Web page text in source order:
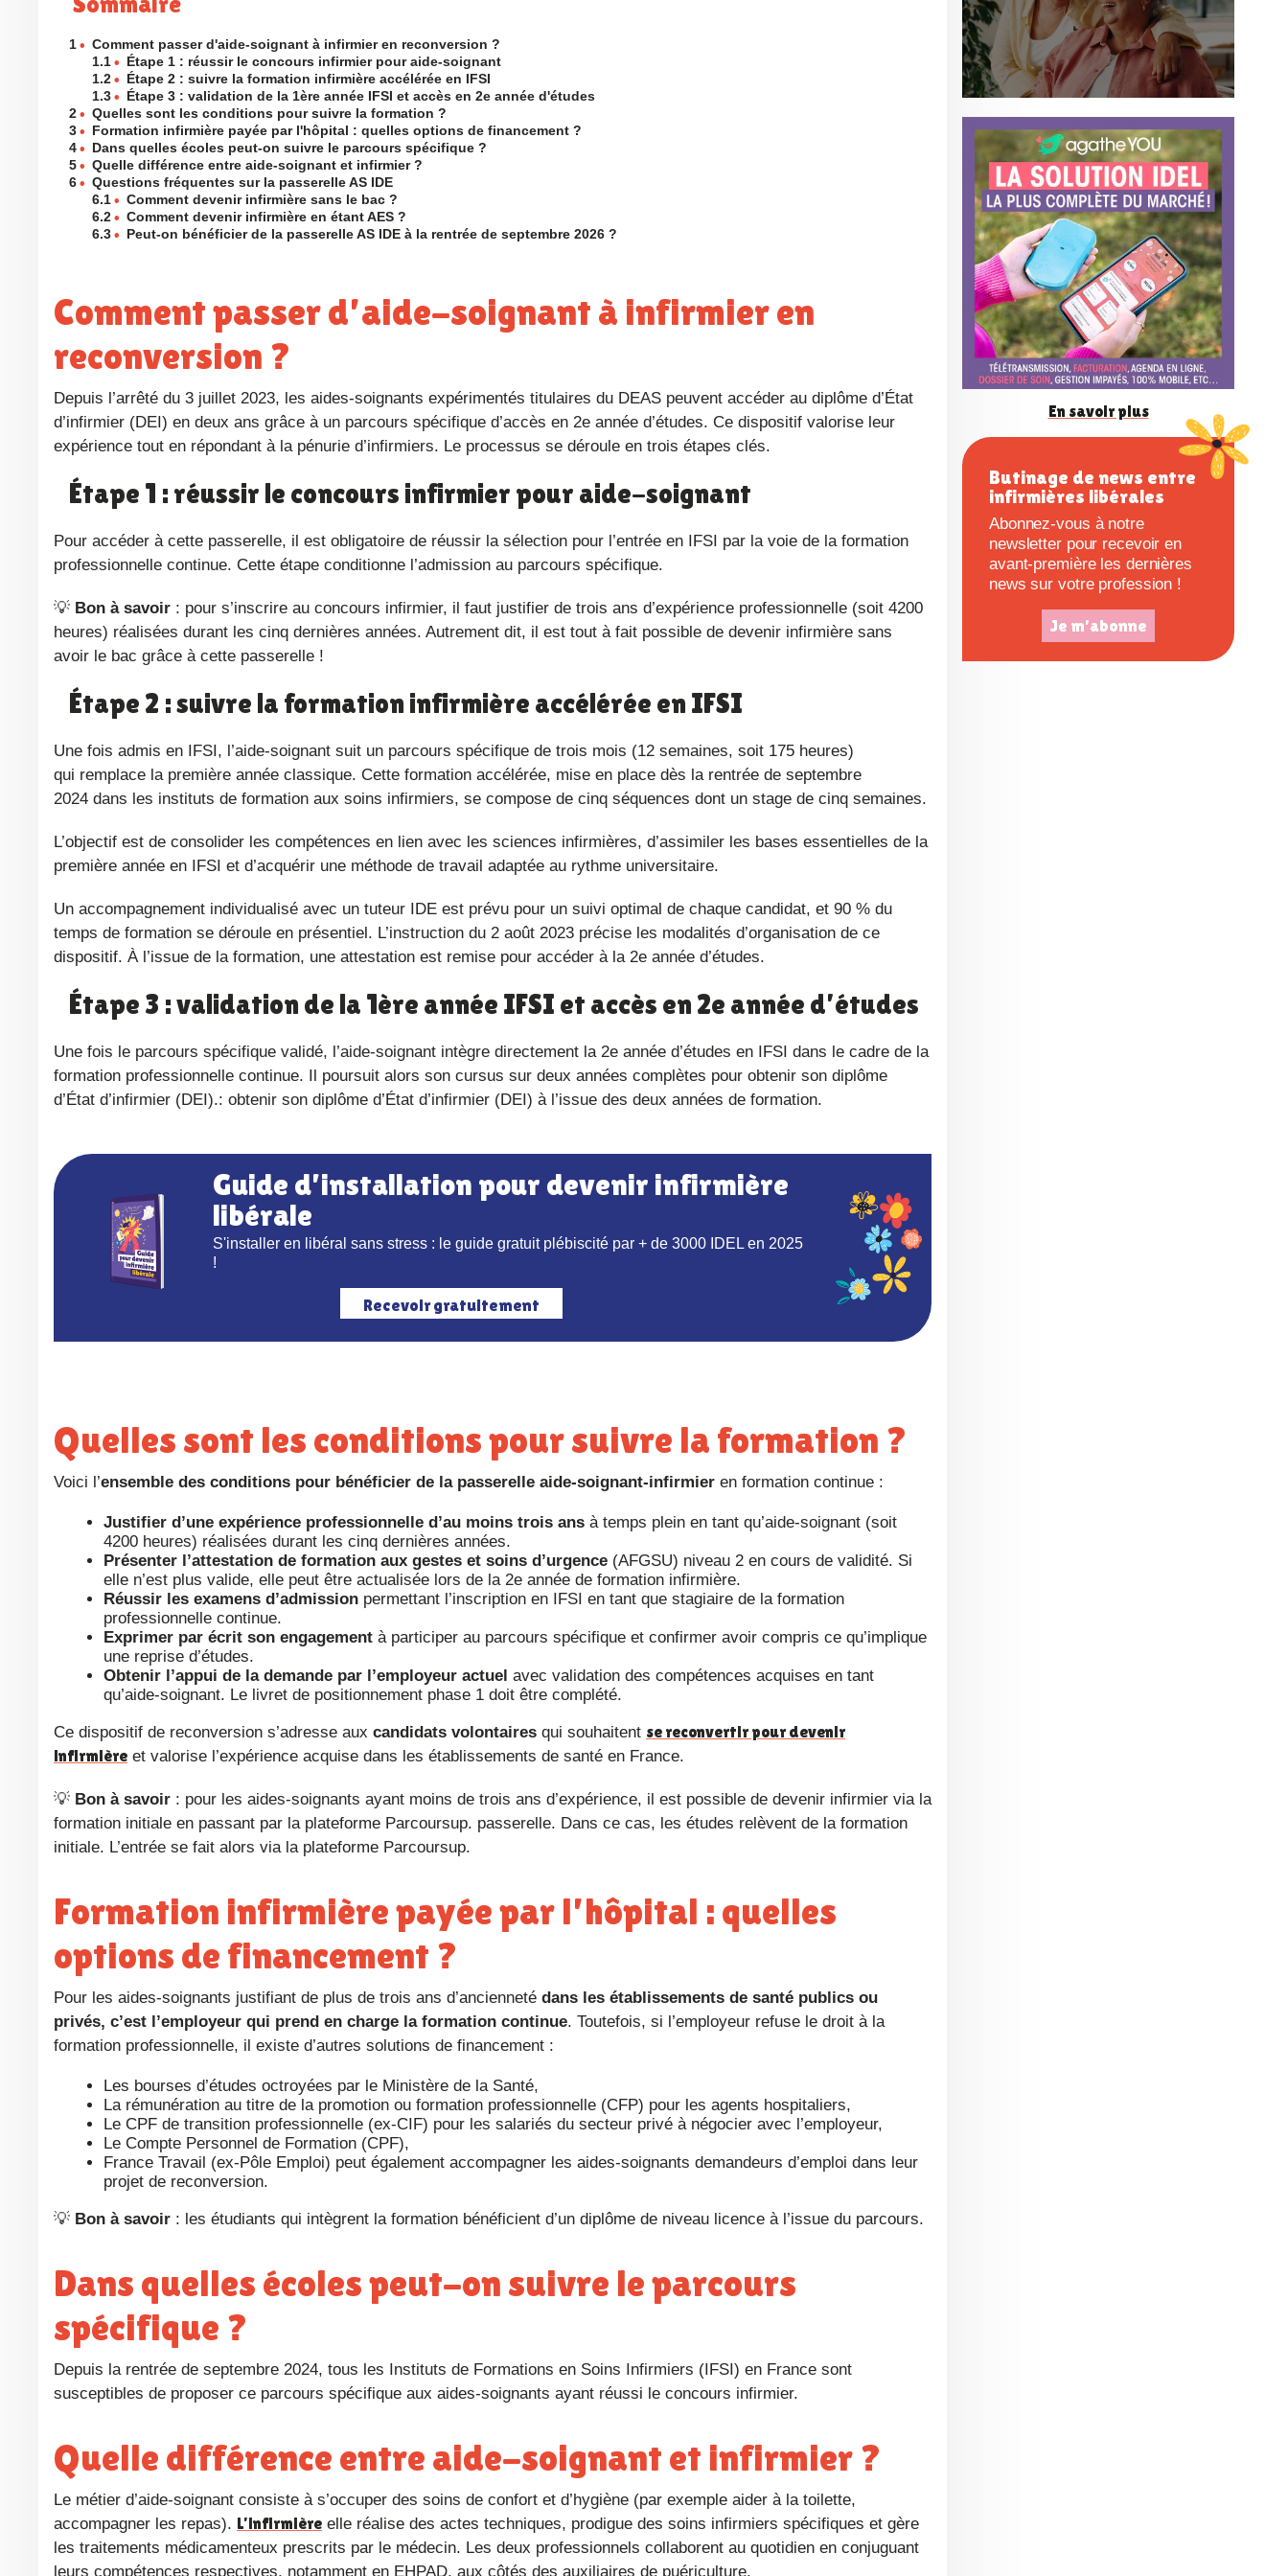
1 • Comment passer d'aide-soignant à infirmier en reconversion ?
1.1 • Étape 1 : réussir le concours infirmier pour aide-soignant
1.2 • Étape 2 : suivre la formation infirmière accélérée en IFSI
1.3 • Étape 3 : validation de la 1ère année IFSI et accès en 2e année d'études
2 • Quelles sont les conditions pour suivre la formation ?
3 • Formation infirmière payée par l'hôpital : quelles options de financement ?
4 • Dans quelles écoles peut-on suivre le parcours spécifique ?
5 • Quelle différence entre aide-soignant et infirmier ?
6 • Questions fréquentes sur la passerelle AS IDE
6.1 • Comment devenir infirmière sans le bac ?
6.2 • Comment devenir infirmière en étant AES ?
6.3 • Peut-on bénéficier de la passerelle AS IDE à la rentrée de septembre 2026 ?
Comment passer d’aide-soignant à infirmier en
reconversion ?
Depuis l’arrêté du 3 juillet 2023, les aides-soignants expérimentés titulaires du DEAS peuvent accéder au diplôme d’État
d’infirmier (DEI) en deux ans grâce à un parcours spécifique d’accès en 2e année d’études. Ce dispositif valorise leur
expérience tout en répondant à la pénurie d’infirmiers. Le processus se déroule en trois étapes clés.
Étape 1 : réussir le concours infirmier pour aide-soignant
Pour accéder à cette passerelle, il est obligatoire de réussir la sélection pour l’entrée en IFSI par la voie de la formation
professionnelle continue. Cette étape conditionne l’admission au parcours spécifique.
Bon à savoir : pour s’inscrire au concours infirmier, il faut justifier de trois ans d’expérience professionnelle (soit 4200
heures) réalisées durant les cinq dernières années. Autrement dit, il est tout à fait possible de devenir infirmière sans
avoir le bac grâce à cette passerelle !
Étape 2 : suivre la formation infirmière accélérée en IFSI
Une fois admis en IFSI, l’aide-soignant suit un parcours spécifique de trois mois (12 semaines, soit 175 heures)
qui remplace la première année classique. Cette formation accélérée, mise en place dès la rentrée de septembre
2024 dans les instituts de formation aux soins infirmiers, se compose de cinq séquences dont un stage de cinq semaines.
L’objectif est de consolider les compétences en lien avec les sciences infirmières, d’assimiler les bases essentielles de la
première année en IFSI et d’acquérir une méthode de travail adaptée au rythme universitaire.
Un accompagnement individualisé avec un tuteur IDE est prévu pour un suivi optimal de chaque candidat, et 90 % du
temps de formation se déroule en présentiel. L’instruction du 2 août 2023 précise les modalités d’organisation de ce
dispositif. À l’issue de la formation, une attestation est remise pour accéder à la 2e année d’études.
Étape 3 : validation de la 1ère année IFSI et accès en 2e année d’études
Une fois le parcours spécifique validé, l’aide-soignant intègre directement la 2e année d’études en IFSI dans le cadre de la
formation professionnelle continue. Il poursuit alors son cursus sur deux années complètes pour obtenir son diplôme
d’État d’infirmier (DEI).: obtenir son diplôme d’État d’infirmier (DEI) à l’issue des deux années de formation.
Guide d’installation pour devenir infirmière
libérale
S'installer en libéral sans stress : le guide gratuit plébiscité par + de 3000 IDEL en 2025
!
Recevoir gratuitement
Quelles sont les conditions pour suivre la formation ?
Voici l’ensemble des conditions pour bénéficier de la passerelle aide-soignant-infirmier en formation continue :
Justifier d’une expérience professionnelle d’au moins trois ans à temps plein en tant qu’aide-soignant (soit
4200 heures) réalisées durant les cinq dernières années.
Présenter l’attestation de formation aux gestes et soins d’urgence (AFGSU) niveau 2 en cours de validité. Si
elle n’est plus valide, elle peut être actualisée lors de la 2e année de formation infirmière.
Réussir les examens d’admission permettant l’inscription en IFSI en tant que stagiaire de la formation
professionnelle continue.
Exprimer par écrit son engagement à participer au parcours spécifique et confirmer avoir compris ce qu’implique
une reprise d’études.
Obtenir l’appui de la demande par l’employeur actuel avec validation des compétences acquises en tant
qu’aide-soignant. Le livret de positionnement phase 1 doit être complété.
Ce dispositif de reconversion s’adresse aux candidats volontaires qui souhaitent se reconvertir pour devenir
infirmière et valorise l’expérience acquise dans les établissements de santé en France.
Bon à savoir : pour les aides-soignants ayant moins de trois ans d’expérience, il est possible de devenir infirmier via la
formation initiale en passant par la plateforme Parcoursup. passerelle. Dans ce cas, les études relèvent de la formation
initiale. L’entrée se fait alors via la plateforme Parcoursup.
Formation infirmière payée par l’hôpital : quelles
options de financement ?
Pour les aides-soignants justifiant de plus de trois ans d’ancienneté dans les établissements de santé publics ou
privés, c’est l’employeur qui prend en charge la formation continue. Toutefois, si l’employeur refuse le droit à la
formation professionnelle, il existe d’autres solutions de financement :
Les bourses d’études octroyées par le Ministère de la Santé,
La rémunération au titre de la promotion ou formation professionnelle (CFP) pour les agents hospitaliers,
Le CPF de transition professionnelle (ex-CIF) pour les salariés du secteur privé à négocier avec l’employeur,
Le Compte Personnel de Formation (CPF),
France Travail (ex-Pôle Emploi) peut également accompagner les aides-soignants demandeurs d’emploi dans leur
projet de reconversion.
Bon à savoir : les étudiants qui intègrent la formation bénéficient d’un diplôme de niveau licence à l’issue du parcours.
Dans quelles écoles peut-on suivre le parcours
spécifique ?
Depuis la rentrée de septembre 2024, tous les Instituts de Formations en Soins Infirmiers (IFSI) en France sont
susceptibles de proposer ce parcours spécifique aux aides-soignants ayant réussi le concours infirmier.
Quelle différence entre aide-soignant et infirmier ?
Le métier d’aide-soignant consiste à s’occuper des soins de confort et d’hygiène (par exemple aider à la toilette,
accompagner les repas). L’infirmière elle réalise des actes techniques, prodigue des soins infirmiers spécifiques et gère
les traitements médicamenteux prescrits par le médecin. Les deux professionnels collaborent au quotidien en conjuguant
leurs compétences respectives, notamment en EHPAD, aux côtés des auxiliaires de puériculture.
o
n
f
é
r
e
n
e
En savoir plus
Butinage de news entre
infirmières libérales
Abonnez-vous à notre
newsletter pour recevoir en
avant-première les dernières
news sur votre profession !
Je m'abonne